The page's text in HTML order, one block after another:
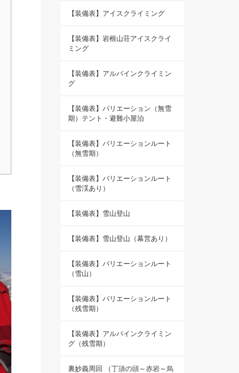
【装備表】アイスクライミング
【装備表】岩根山荘アイスクライ
ミング
【装備表】アルパインクライミン
グ
【装備表】バリエーション（無雪
期）テント・避難小屋泊
【装備表】バリエーションルート
（無雪期）
【装備表】バリエーションルート
（雪渓あり）
【装備表】雪山登山
【装備表】雪山登山（幕営あり）
【装備表】バリエーションルート
（雪山）
【装備表】バリエーションルート
（残雪期）
【装備表】アルパインクライミン
グ（残雪期）
裏妙義周回 （丁須の頭～赤岩～烏